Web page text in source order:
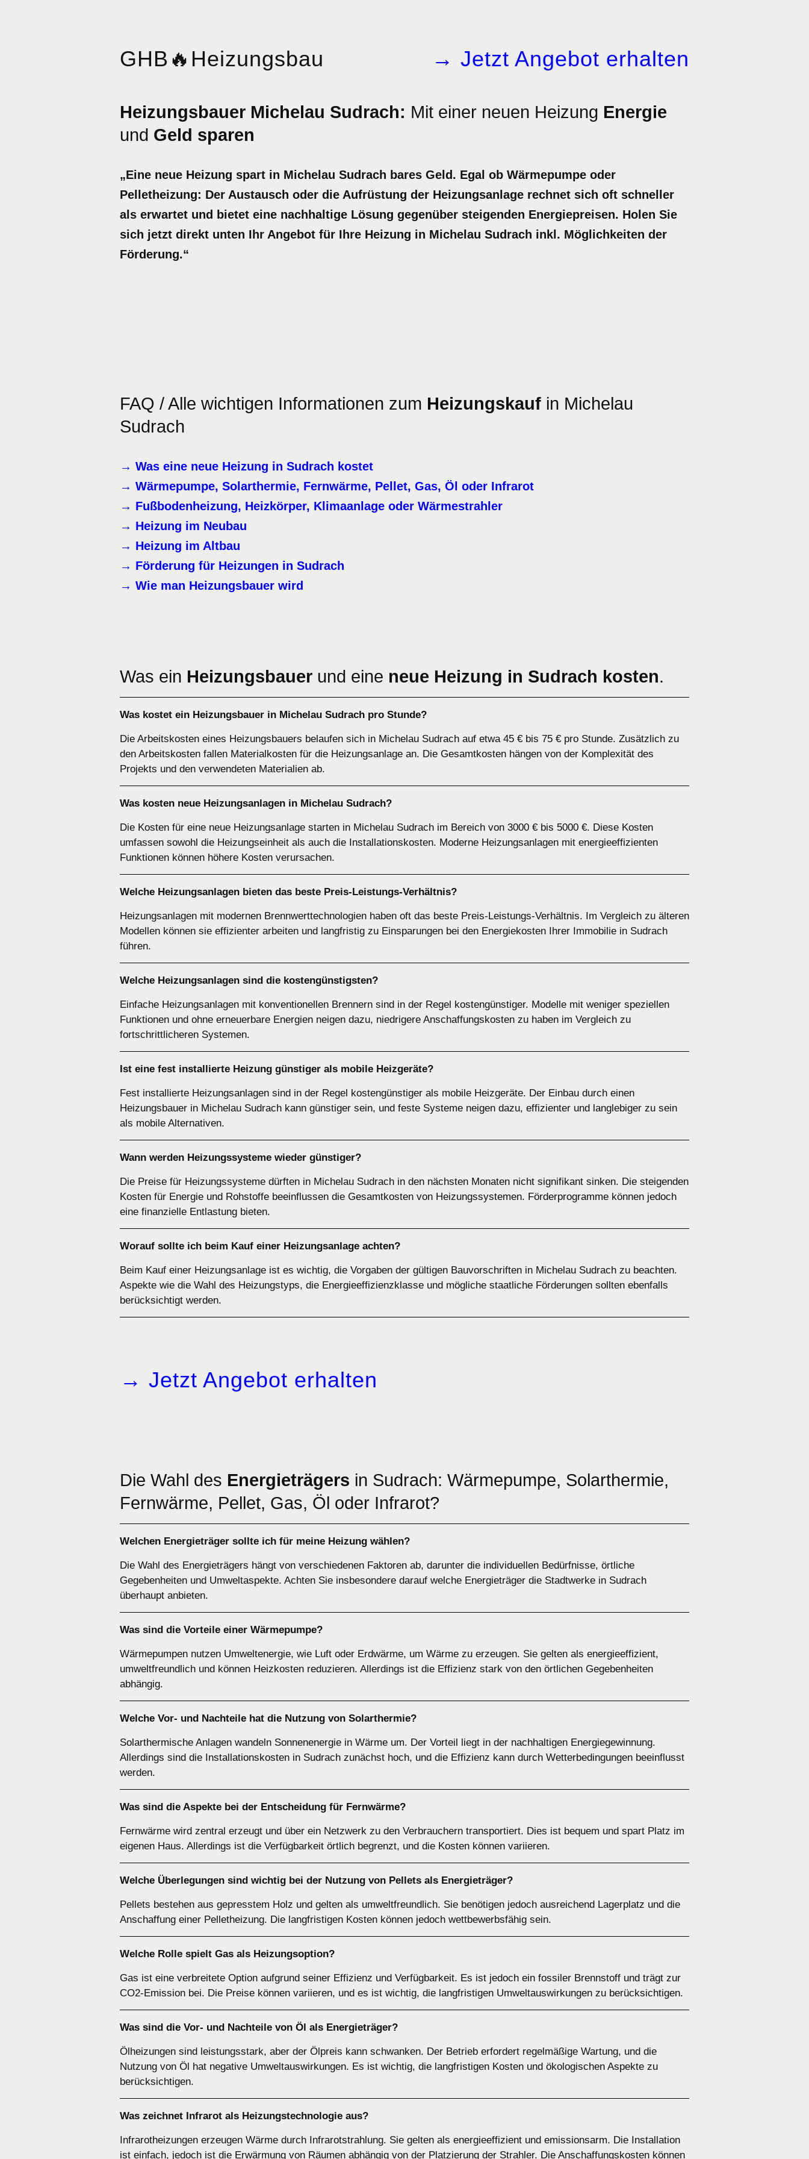
GHB 🔥 Heizungsbau → Jetzt Angebot erhalten
Heizungsbauer Michelau Sudrach: Mit einer neuen Heizung Energie
und Geld sparen
„Eine neue Heizung spart in Michelau Sudrach bares Geld. Egal ob Wärmepumpe oder
Pelletheizung: Der Austausch oder die Aufrüstung der Heizungsanlage rechnet sich oft schneller
als erwartet und bietet eine nachhaltige Lösung gegenüber steigenden Energiepreisen. Holen Sie
sich jetzt direkt unten Ihr Angebot für Ihre Heizung in Michelau Sudrach inkl. Möglichkeiten der
Förderung.“
FAQ / Alle wichtigen Informationen zum Heizungskauf in Michelau
Sudrach
→ Was eine neue Heizung in Sudrach kostet
→ Wärmepumpe, Solarthermie, Fernwärme, Pellet, Gas, Öl oder Infrarot
→ Fußbodenheizung, Heizkörper, Klimaanlage oder Wärmestrahler
→ Heizung im Neubau
→ Heizung im Altbau
→ Förderung für Heizungen in Sudrach
→ Wie man Heizungsbauer wird
Was ein Heizungsbauer und eine neue Heizung in Sudrach kosten.
Was kostet ein Heizungsbauer in Michelau Sudrach pro Stunde?
Die Arbeitskosten eines Heizungsbauers belaufen sich in Michelau Sudrach auf etwa 45 € bis 75 € pro Stunde. Zusätzlich zu
den Arbeitskosten fallen Materialkosten für die Heizungsanlage an. Die Gesamtkosten hängen von der Komplexität des
Projekts und den verwendeten Materialien ab.
Was kosten neue Heizungsanlagen in Michelau Sudrach?
Die Kosten für eine neue Heizungsanlage starten in Michelau Sudrach im Bereich von 3000 € bis 5000 €. Diese Kosten
umfassen sowohl die Heizungseinheit als auch die Installationskosten. Moderne Heizungsanlagen mit energieeffizienten
Funktionen können höhere Kosten verursachen.
Welche Heizungsanlagen bieten das beste Preis-Leistungs-Verhältnis?
Heizungsanlagen mit modernen Brennwerttechnologien haben oft das beste Preis-Leistungs-Verhältnis. Im Vergleich zu älteren
Modellen können sie effizienter arbeiten und langfristig zu Einsparungen bei den Energiekosten Ihrer Immobilie in Sudrach
führen.
Welche Heizungsanlagen sind die kostengünstigsten?
Einfache Heizungsanlagen mit konventionellen Brennern sind in der Regel kostengünstiger. Modelle mit weniger speziellen
Funktionen und ohne erneuerbare Energien neigen dazu, niedrigere Anschaffungskosten zu haben im Vergleich zu
fortschrittlicheren Systemen.
Ist eine fest installierte Heizung günstiger als mobile Heizgeräte?
Fest installierte Heizungsanlagen sind in der Regel kostengünstiger als mobile Heizgeräte. Der Einbau durch einen
Heizungsbauer in Michelau Sudrach kann günstiger sein, und feste Systeme neigen dazu, effizienter und langlebiger zu sein
als mobile Alternativen.
Wann werden Heizungssysteme wieder günstiger?
Die Preise für Heizungssysteme dürften in Michelau Sudrach in den nächsten Monaten nicht signifikant sinken. Die steigenden
Kosten für Energie und Rohstoffe beeinflussen die Gesamtkosten von Heizungssystemen. Förderprogramme können jedoch
eine finanzielle Entlastung bieten.
Worauf sollte ich beim Kauf einer Heizungsanlage achten?
Beim Kauf einer Heizungsanlage ist es wichtig, die Vorgaben der gültigen Bauvorschriften in Michelau Sudrach zu beachten.
Aspekte wie die Wahl des Heizungstyps, die Energieeffizienzklasse und mögliche staatliche Förderungen sollten ebenfalls
berücksichtigt werden.
→ Jetzt Angebot erhalten
Die Wahl des Energieträgers in Sudrach: Wärmepumpe, Solarthermie,
Fernwärme, Pellet, Gas, Öl oder Infrarot?
Welchen Energieträger sollte ich für meine Heizung wählen?
Die Wahl des Energieträgers hängt von verschiedenen Faktoren ab, darunter die individuellen Bedürfnisse, örtliche
Gegebenheiten und Umweltaspekte. Achten Sie insbesondere darauf welche Energieträger die Stadtwerke in Sudrach
überhaupt anbieten.
Was sind die Vorteile einer Wärmepumpe?
Wärmepumpen nutzen Umweltenergie, wie Luft oder Erdwärme, um Wärme zu erzeugen. Sie gelten als energieeffizient,
umweltfreundlich und können Heizkosten reduzieren. Allerdings ist die Effizienz stark von den örtlichen Gegebenheiten
abhängig.
Welche Vor- und Nachteile hat die Nutzung von Solarthermie?
Solarthermische Anlagen wandeln Sonnenenergie in Wärme um. Der Vorteil liegt in der nachhaltigen Energiegewinnung.
Allerdings sind die Installationskosten in Sudrach zunächst hoch, und die Effizienz kann durch Wetterbedingungen beeinflusst
werden.
Was sind die Aspekte bei der Entscheidung für Fernwärme?
Fernwärme wird zentral erzeugt und über ein Netzwerk zu den Verbrauchern transportiert. Dies ist bequem und spart Platz im
eigenen Haus. Allerdings ist die Verfügbarkeit örtlich begrenzt, und die Kosten können variieren.
Welche Überlegungen sind wichtig bei der Nutzung von Pellets als Energieträger?
Pellets bestehen aus gepresstem Holz und gelten als umweltfreundlich. Sie benötigen jedoch ausreichend Lagerplatz und die
Anschaffung einer Pelletheizung. Die langfristigen Kosten können jedoch wettbewerbsfähig sein.
Welche Rolle spielt Gas als Heizungsoption?
Gas ist eine verbreitete Option aufgrund seiner Effizienz und Verfügbarkeit. Es ist jedoch ein fossiler Brennstoff und trägt zur
CO2-Emission bei. Die Preise können variieren, und es ist wichtig, die langfristigen Umweltauswirkungen zu berücksichtigen.
Was sind die Vor- und Nachteile von Öl als Energieträger?
Ölheizungen sind leistungsstark, aber der Ölpreis kann schwanken. Der Betrieb erfordert regelmäßige Wartung, und die
Nutzung von Öl hat negative Umweltauswirkungen. Es ist wichtig, die langfristigen Kosten und ökologischen Aspekte zu
berücksichtigen.
Was zeichnet Infrarot als Heizungstechnologie aus?
Infrarotheizungen erzeugen Wärme durch Infrarotstrahlung. Sie gelten als energieeffizient und emissionsarm. Die Installation
ist einfach, jedoch ist die Erwärmung von Räumen abhängig von der Platzierung der Strahler. Die Anschaffungskosten können